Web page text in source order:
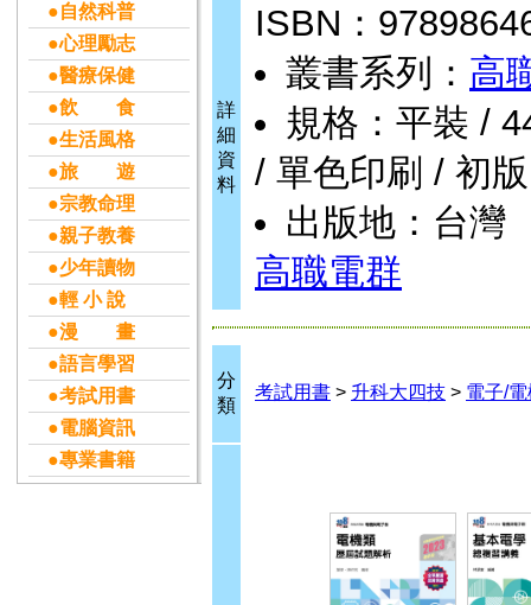
●自然科普
●心理勵志
●醫療保健
●飲 食
●生活風格
●旅 遊
●宗教命理
●親子教養
●少年讀物
●輕 小 說
●漫 畫
●語言學習
●考試用書
●電腦資訊
●專業書籍
詳
細
資
料
ISBN：
叢書系列： 高
規格：平裝 /
/ 單色印刷 / 初版
出版地：台灣
高職電群
分
類
考試用書 > 升科大四技 > 電子/